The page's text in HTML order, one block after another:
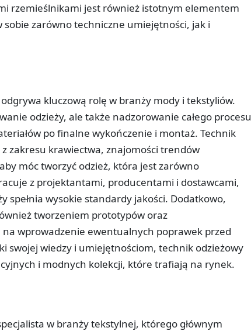
rzemieślnikami jest również istotnym elementem
sobie zarówno techniczne umiejętności, jak i
kluczową rolę w branży mody i tekstyliów.
odzieży, ale także nadzorowanie całego procesu
po finalne wykończenie i montaż. Technik
zakresu krawiectwa, znajomości trendów
móc tworzyć odzież, która jest zarówno
z projektantami, producentami i dostawcami,
spełnia wysokie standardy jakości. Dodatkowo,
tworzeniem prototypów oraz
wprowadzenie ewentualnych poprawek przed
swojej wiedzy i umiejętnościom, technik odzieżowy
i modnych kolekcji, które trafiają na rynek.
w branży tekstylnej, którego głównym